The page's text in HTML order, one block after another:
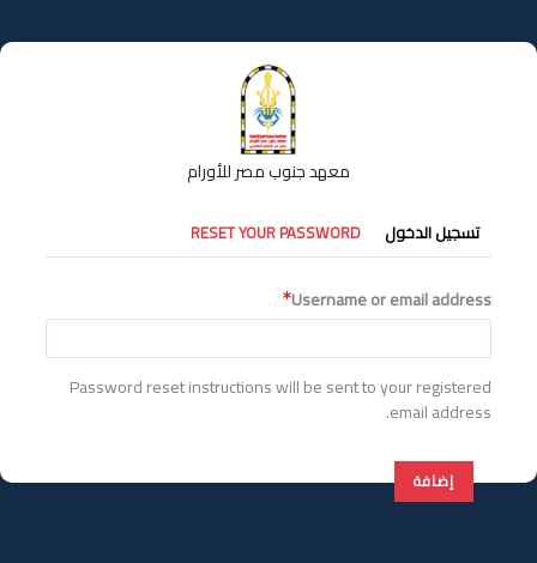
إلى
المحتوى
معهد جنوب مصر للأورام
التبويبات
الأساسية
تسجيل الدخول RESET YOUR PASSWORD
Username or email address
Password reset instructions will be sent to your registered
email address.